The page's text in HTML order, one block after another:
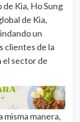
Kia, Ho Sung
de Kia,
un
clientes de la
el sector de
misma manera,